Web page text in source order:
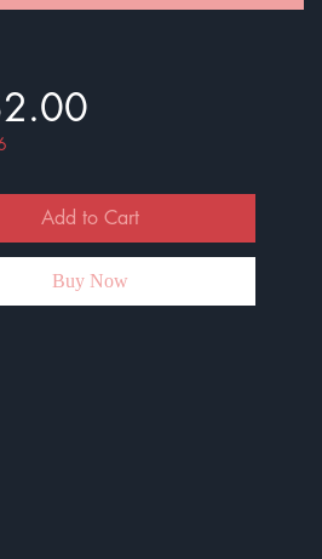
Price
Add to Cart
Buy Now